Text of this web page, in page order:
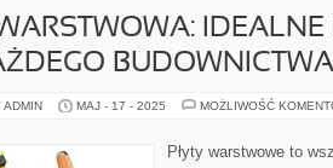
BUDOWNICTWA
ADMIN MAJ - 17 - 2025 MOŻLIWOŚĆ
Płyty warstwowe to